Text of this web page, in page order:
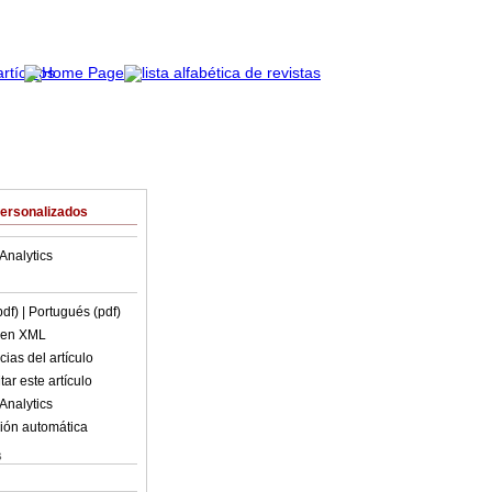
| Portugués (pdf)
XML
del artículo
este artículo
automática